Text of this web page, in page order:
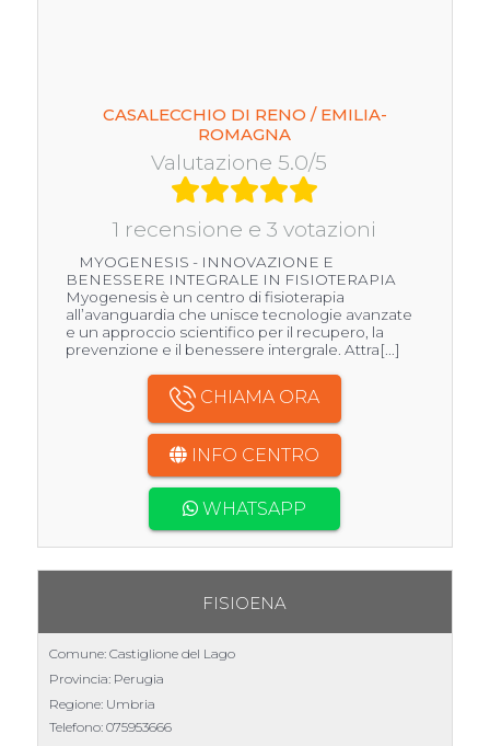
CASALECCHIO DI RENO / EMILIA-
ROMAGNA
Valutazione 5.0/5
1 recensione e 3 votazioni
MYOGENESIS - INNOVAZIONE E
BENESSERE INTEGRALE IN FISIOTERAPIA
Myogenesis è un centro di fisioterapia
all’avanguardia che unisce tecnologie avanzate
e un approccio scientifico per il recupero, la
prevenzione e il benessere intergrale. Attra[...]
CHIAMA ORA
INFO CENTRO
WHATSAPP
FISIOENA
Comune: Castiglione del Lago
Provincia: Perugia
Regione: Umbria
Telefono: 075953666